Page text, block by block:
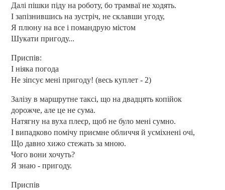
Далі пішки піду на роботу, бо трамваї не ходять.
І запізнившись на зустріч, не склавши угоду,
Я плюну на все і помандрую містом
Шукати пригоду...
Приспів:
І ніяка погода
Не зіпсує мені пригоду! (весь куплет - 2)
Залізу в маршрутне таксі, що на двадцять копійок
дорожче, але це не сума.
Натягну на вуха плеєр, щоб не було мені сумно.
І випадково помічу приємне обличчя й усміхнені очі,
Що давно хижо стежать за мною.
Чого вони хочуть?
Я знаю - пригоду.
Приспів